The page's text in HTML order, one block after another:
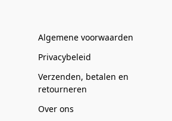
Algemene voorwaarden
Privacybeleid
Verzenden, betalen en
retourneren
Over ons